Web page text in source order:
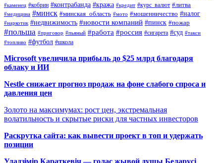
#каменец #кобрин #контрабанда #кража #кредит #курс_валют #литва
#медицина #минск #минская_область #мото #мошенничество #налог
#наркотик #недвижимость #новости компаний #пинск #пожар
#польша #приговор #пьяный #работа #россия #сигарета #суд #такси
#топливо #футбол #школа
Microsoft увеличила прибыль до $25 млрд благодаря
облаку и ИИ
Nestle снижает прогноз продаж на фоне слабого спроса и
давления цен
Золото на максимумах: рост цен, экстремальная
волатильность и скрытые риски для частных инвесторов
Раскрутка сайта: как вывести проект в топ и удержать
позиции
Уладзімір Караткевіч — голас жывой душы Беларусі